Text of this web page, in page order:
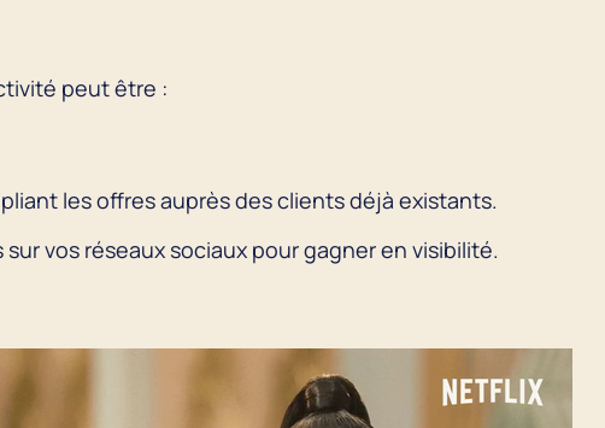
peut être :
les offres auprès des clients déjà existants.
sur vos réseaux sociaux pour gagner en visibilité.